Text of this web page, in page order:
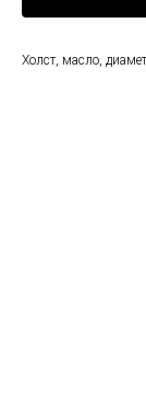
Холст, масло,